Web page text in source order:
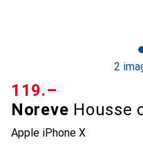
2
Noreve Housse
Apple iPhone X
CHF
119.–